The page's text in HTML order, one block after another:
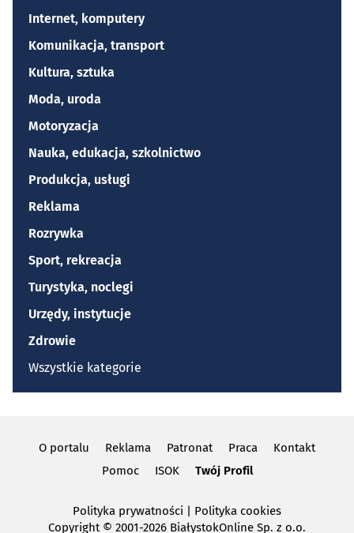
Internet, komputery
Komunikacja, transport
Kultura, sztuka
Moda, uroda
Motoryzacja
Nauka, edukacja, szkolnictwo
Produkcja, usługi
Reklama
Rozrywka
Sport, rekreacja
Turystyka, noclegi
Urzędy, instytucje
Zdrowie
Wszystkie kategorie
O portalu Reklama Patronat Praca
Kontakt
Pomoc
ISOK Twój Profil
Polityka prywatności | Polityka cookies
Copyright© 2001-2026 BiałystokOnline Sp. z o.o.